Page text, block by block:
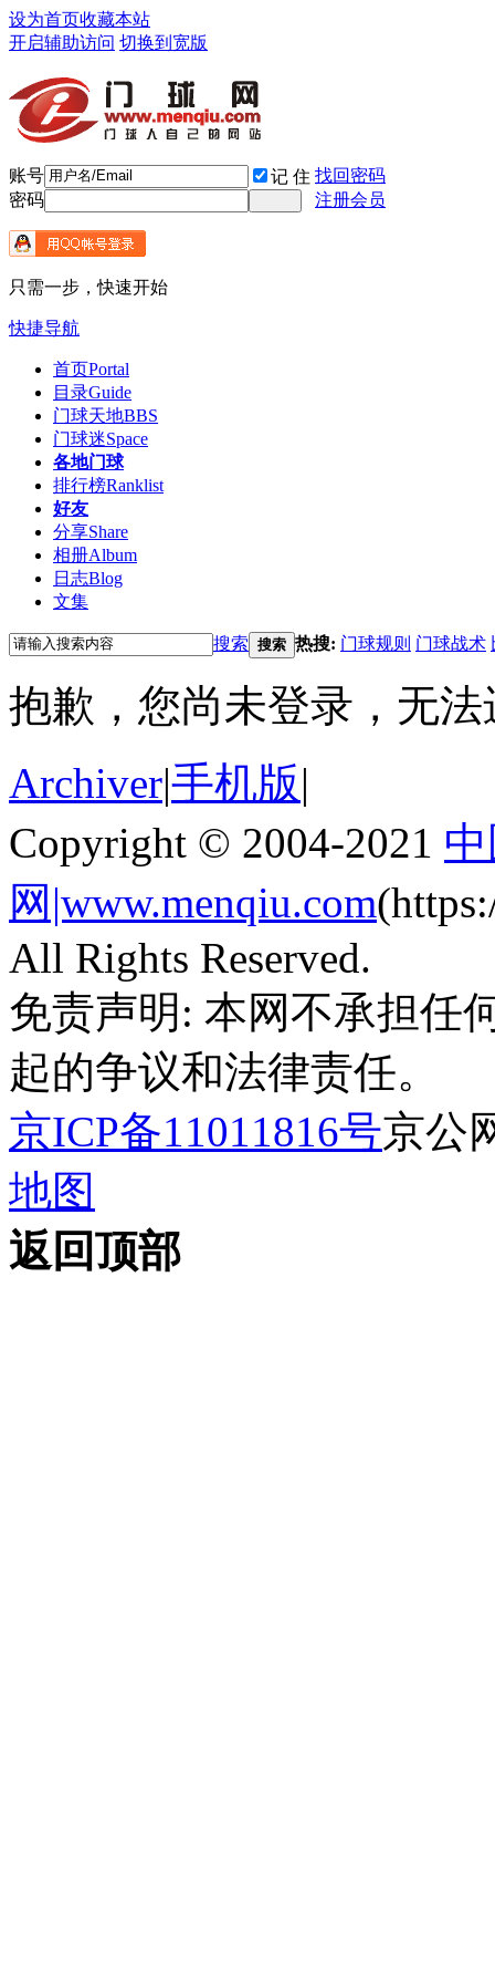
设为首页收藏本站
开启辅助访问 切换到宽版
账号 记 住 找回密码
密码
注册会员
只需一步，快速开始
快捷导航
首页Portal
目录Guide
门球天地BBS
门球迷Space
各地门球
排行榜Ranklist
好友
分享Share
相册Album
日志Blog
文集
搜索 搜索 热搜: 门球规则 门球战术
抱歉，您尚未登录，无
Archiver|手机版|
Copyright © 2004-2021
网|www.menqiu.com
All Rights Reserved.
免责声明: 本网不承担任
起的争议和法律责任。
京ICP备11011816号京公
地图
返回顶部